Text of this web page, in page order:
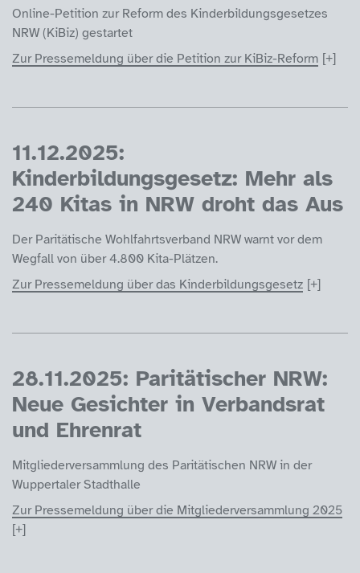
Online-Petition zur Reform des Kinderbildungsgesetzes
NRW (KiBiz) gestartet
Zur Pressemeldung über die Petition zur KiBiz-Reform
11.12.2025:
Kinderbildungsgesetz: Mehr als
240 Kitas in NRW droht das Aus
Der Paritätische Wohlfahrtsverband NRW warnt vor dem
Wegfall von über 4.800 Kita-Plätzen.
Zur Pressemeldung über das Kinderbildungsgesetz
28.11.2025: Paritätischer NRW:
Neue Gesichter in Verbandsrat
und Ehrenrat
Mitgliederversammlung des Paritätischen NRW in der
Wuppertaler Stadthalle
Zur Pressemeldung über die Mitgliederversammlung 2025